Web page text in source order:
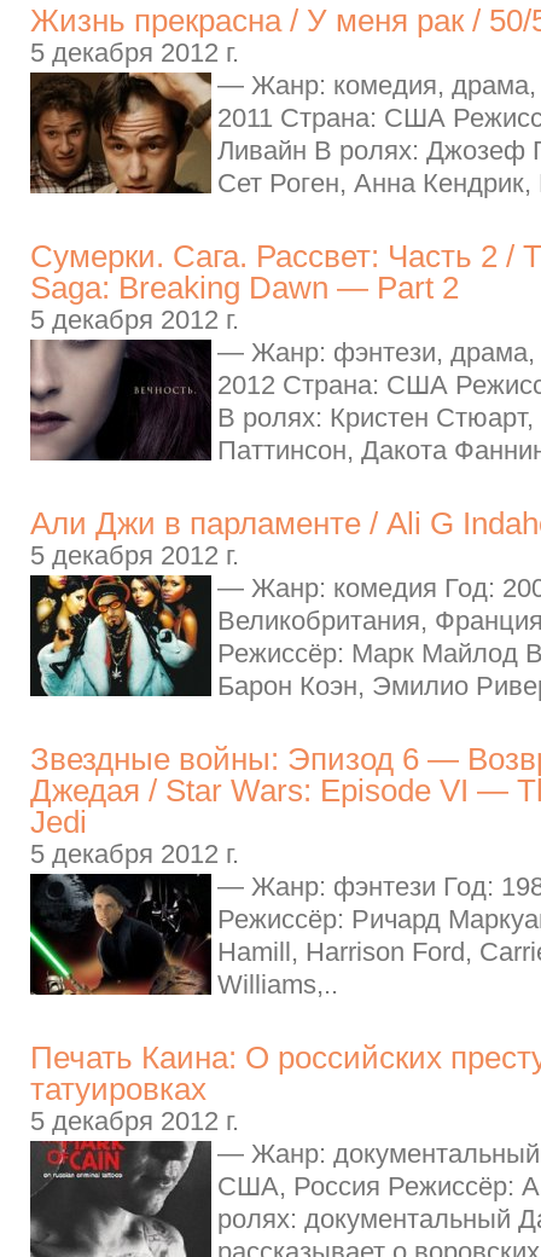
Жизнь прекрасна / У меня рак / 50/
5 декабря 2012 г.
— Жанр: комедия, драма,
2011 Страна: США
Ливайн В ролях: Джозеф
Сет Роген, Анна Кендрик,
Сумерки. Сага. Рассвет: Часть 2 /
Saga: Breaking Dawn — Part 2
5 декабря 2012 г.
— Жанр: фэнтези, драма,
2012 Страна: США
В ролях: Кристен
Паттинсон, Дакота
Али Джи в парламенте / Ali G
5 декабря 2012 г.
— Жанр: комедия Год:
Великобритания,
Режиссёр: Марк Майлод
Барон Коэн, Эмилио
Звездные войны: Эпизод 6 —
Джедая / Star Wars: Episode VI —
Jedi
5 декабря 2012 г.
— Жанр: фэнтези Год:
Режиссёр: Ричард
Hamill, Harrison Ford,
Williams,..
Печать Каина: О российских
татуировках
5 декабря 2012 г.
— Жанр: документальный
США, Россия Режиссёр:
ролях: документальный